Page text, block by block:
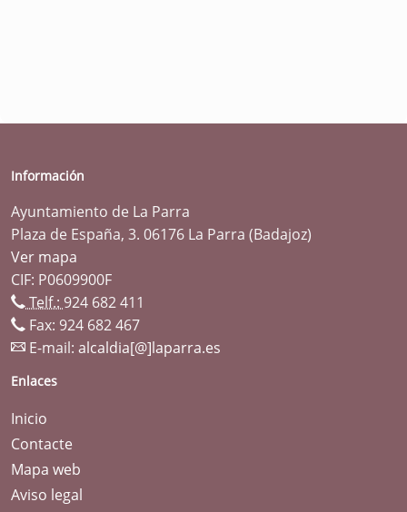
Información
Ayuntamiento de La Parra
Plaza de España, 3. 06176 La Parra (Badajoz)
Ver mapa
CIF: P0609900F
Telf.: 924 682 411
Fax: 924 682 467
E-mail: alcaldia[@]laparra.es
Enlaces
Inicio
Contacte
Mapa web
Aviso legal